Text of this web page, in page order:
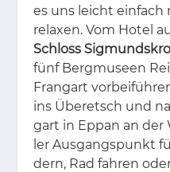
es uns leicht ein­fach
re­la­xen. Vom Ho­tel
Schloss
fünf Berg­mu­se­en
Fran­g­art
ins Übe­retsch und
g­art in Eppan an
ler Aus­gangs­punkt
dern, Rad fah­ren